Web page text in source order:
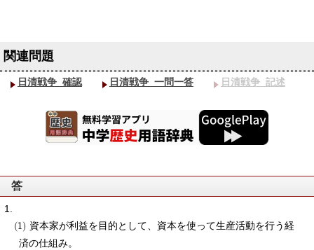
日清戦争_確認 日清戦争_一問一答 日清戦争_記述
答
資本家が利益を目的として、資本を使って生産活動を行う経
済の仕組み。